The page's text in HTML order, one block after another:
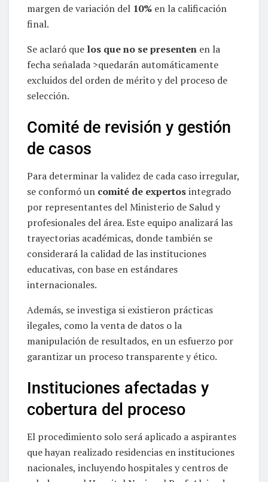
margen de variación del 10% en la calificación
final.
Se aclaró que los que no se presenten en la
fecha señalada >quedarán automáticamente
excluidos del orden de mérito y del proceso de
selección.
Comité de revisión y gestión
de casos
Para determinar la validez de cada caso irregular,
se conformó un comité de expertosintegrado
por representantes del Ministerio de Salud y
profesionales del área. Este equipo analizará las
trayectorias académicas, donde también se
considerará la calidad de las instituciones
educativas, con base en estándares
internacionales.
Además, se investiga si existieron prácticas
ilegales, como la venta de datos o la
manipulación de resultados, en un esfuerzo por
garantizar un proceso transparente y ético.
Instituciones afectadas y
cobertura del proceso
El procedimiento solo será aplicado a aspirantes
que hayan realizado residencias en instituciones
nacionales, incluyendo hospitales y centros de